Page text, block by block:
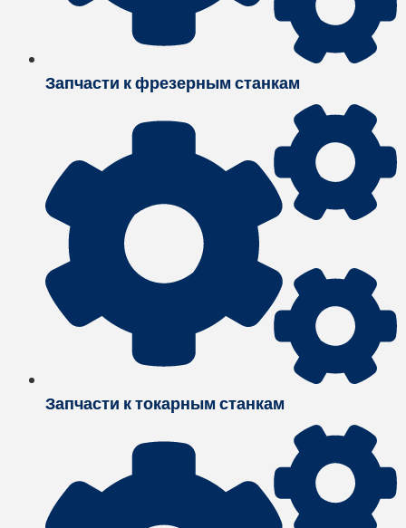
Запчасти к фрезерным станкам
Запчасти к токарным станкам